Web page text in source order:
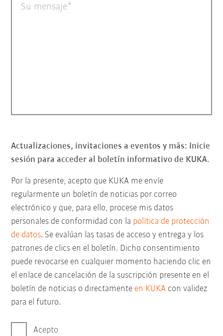
Su mensaje
Actualizaciones, invitaciones a eventos y más: Inicie
sesión para acceder al boletín informativo de KUKA.
Por la presente, acepto que KUKA me envíe
regularmente un boletín de noticias por correo
electrónico y que, para ello, procese mis datos
personales de conformidad con la política de protección
de datos. Se evalúan las tasas de acceso y entrega y los
patrones de clics en el boletín. Dicho consentimiento
puede revocarse en cualquier momento haciendo clic en
el enlace de cancelación de la suscripción presente en el
boletín de noticias o directamente en KUKA con validez
para el futuro.
Acepto